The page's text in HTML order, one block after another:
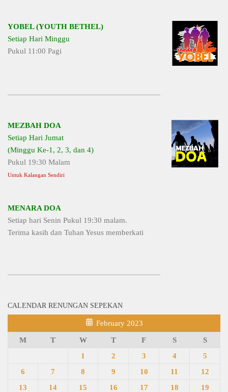
YOBEL (YOUTH BETHEL)
Setiap Hari Minggu
Pukul 11:00 Pagi
MEZBAH DOA
Setiap Hari Jumat
(Minggu Ke-1, 2, 3, dan 4)
Pukul 19:30 Malam
Untuk Kalangan Sendiri
MENARA DOA
Setiap hari Senin Pukul 19:30 malam.
Terima kasih dan Tuhan Yesus memberkati
CALENDAR RENUNGAN SEPEKAN
February 2023
M T W T F S
S
1
2 3 4
5
6
7 8 9 10 11
12
13
14 15 16 17 18 19